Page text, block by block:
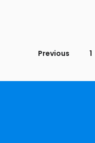
Previous 1